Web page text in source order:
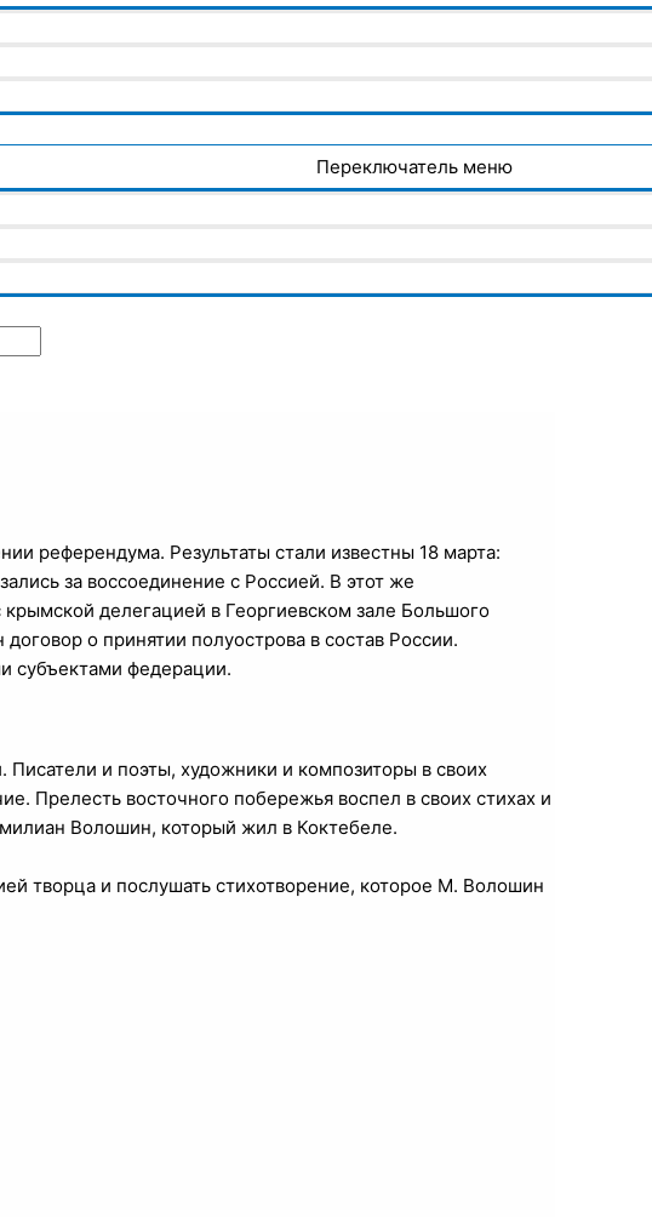
Переключатель меню
референдума. Результаты стали известны 18 марта:
за воссоединение с Россией. В этот же
делегацией в Георгиевском зале Большого
о принятии полуострова в состав России.
субъектами федерации.
и поэты, художники и композиторы в своих
Прелесть восточного побережья воспел в своих стихах и
Волошин, который жил в Коктебеле.
творца и послушать стихотворение, которое М. Волошин